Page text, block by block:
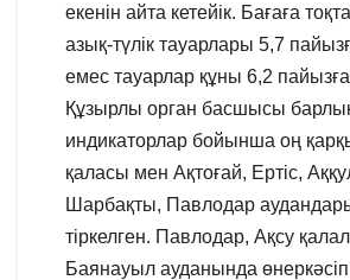
екенін айта кетейік. Бағаға
азық-түлік тауарлары 5,7
емес тауарлар құны 6,2
Құзырлы орган басшысы
индикаторлар бойынша оң
қаласы мен Ақтоғай, Ертіс,
Шарбақты, Павлодар
тіркелген. Павлодар, Ақсу
Баянауыл ауданында